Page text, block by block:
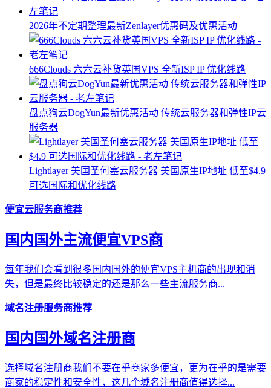
2026年不定期整理最新Zenlayer优惠码及优惠活动
666Clouds 六六云补货英国VPS 全新ISP IP 优化线路
盘点狗云DogYun最新优惠活动 传统云服务器和弹性IP云
服务器
Lightlayer 美国圣何塞云服务器 美国原生IP地址 低至$4.9
可选国际和优化线路
便宜云服务商推荐
国内国外主流便宜VPS商
每年我们会看到很多国内国外的便宜VPS主机商的出现和消
失，但是最终比较稳定的还是那么一些主流服务商...
域名注册服务商推荐
国内国外域名注册商
选择域名注册商我们不要在乎商家多便宜，更为在乎的是需要
商家的稳定性和安全性，这几个域名注册商值得选择...